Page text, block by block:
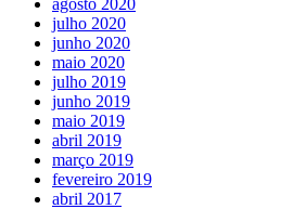
julho 2020
junho 2020
maio 2020
julho 2019
junho 2019
maio 2019
abril 2019
março 2019
fevereiro 2019
abril 2017